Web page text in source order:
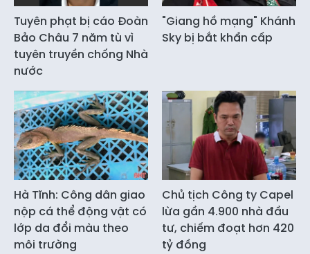
Tuyên phạt bị cáo Đoàn
Bảo Châu 7 năm tù vì
tuyên truyền chống Nhà
nước
"Giang hồ mạng" Khánh
Sky bị bắt khẩn cấp
Hà Tĩnh: Công dân giao
nộp cá thể động vật có
lớp da đổi màu theo
môi trường
Chủ tịch Công ty Capel
lừa gần 4.900 nhà đầu
tư, chiếm đoạt hơn 420
tỷ đồng